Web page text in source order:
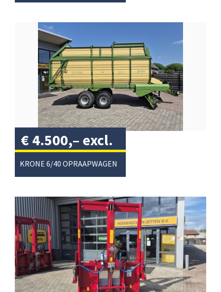
KRONE 6/40 OPRAAPWAGEN
€ 4.500,– excl.
btw/